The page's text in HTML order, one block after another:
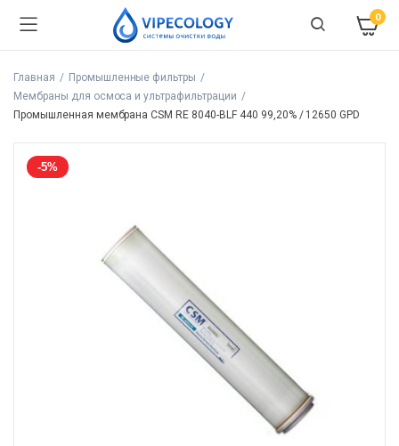
0
Главная
Промышленные фильтры
Мембраны для осмоса и ультрафильтрации
Промышленная мембрана CSM RE 8040-BLF 440 99,20% / 12650 GPD
-5%